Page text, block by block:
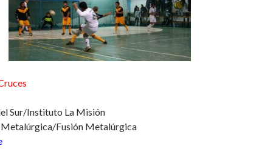
Sur/Instituto La Misión
Metalúrgica/Fusión Metalúrgica